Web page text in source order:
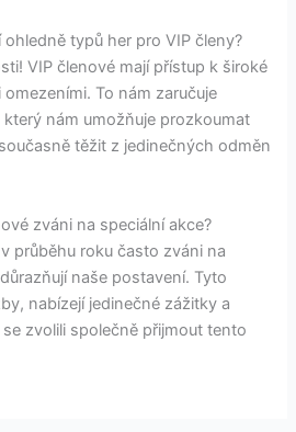
typů her pro VIP členy?
VIP členové mají přístup k široké
To nám zaručuje
nám umožňuje prozkoumat
těžit z jedinečných odměn
zváni na speciální akce?
průběhu roku často zváni na
naše postavení. Tyto
nabízejí jedinečné zážitky a
zvolili společně přijmout tento